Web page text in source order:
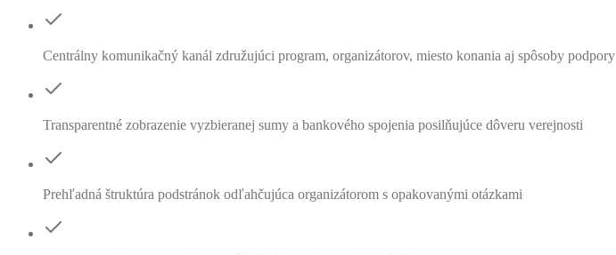
Centrálny komunikačný kanál združujúci program, organizátorov, miesto konania aj spôsoby podpory
Transparentné zobrazenie vyzbieranej sumy a bankového spojenia posilňujúce dôveru verejnosti
Prehľadná štruktúra podstránok odľahčujúca organizátorom s opakovanými otázkami